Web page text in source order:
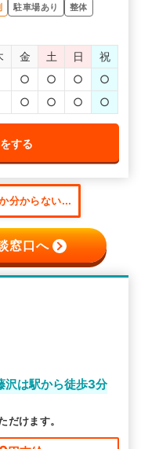
駐車場あり
整体
金 土 日
祝
○ ○ ○
○
○ ○ ○ ○
する
分からない...
窓口へ
沢は駅から徒歩3分
だけます。